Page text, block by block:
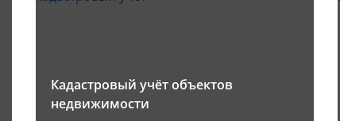
Кадастровый учёт объектов
недвижимости